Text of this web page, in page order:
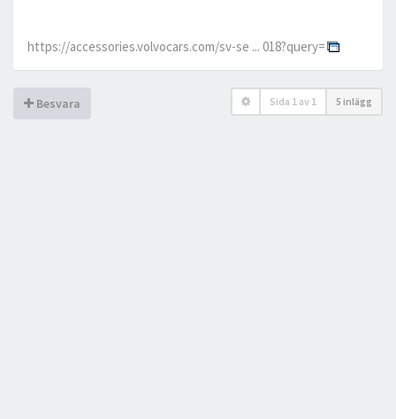
https://accessories.volvocars.com/sv-se ... 018?query=
Besvara Sida 1 av 1 5 inlägg